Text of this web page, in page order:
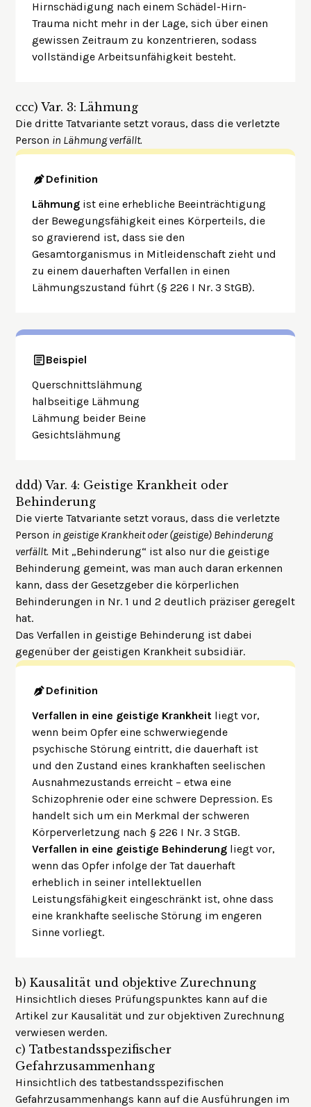
Hirnschädigung nach einem Schädel-Hirn-
Trauma nicht mehr in der Lage, sich über einen
gewissen Zeitraum zu konzentrieren, sodass
vollständige Arbeitsunfähigkeit besteht.
ccc) Var. 3: Lähmung
Die dritte Tatvariante setzt voraus, dass die verletzte
Person in Lähmung verfällt.
Definition
Lähmung ist eine erhebliche Beeinträchtigung
der Bewegungsfähigkeit eines Körperteils, die
so gravierend ist, dass sie den
Gesamtorganismus in Mitleidenschaft zieht und
zu einem dauerhaften Verfallen in einen
Lähmungszustand führt (§ 226 I Nr. 3 StGB).
Beispiel
Querschnittslähmung
halbseitige Lähmung
Lähmung beider Beine
Gesichtslähmung
ddd) Var. 4: Geistige Krankheit oder
Behinderung
Die vierte Tatvariante setzt voraus, dass die verletzte
Person in geistige Krankheit oder (geistige) Behinderung
verfällt. Mit „Behinderung“ ist also nur die geistige
Behinderung gemeint, was man auch daran erkennen
kann, dass der Gesetzgeber die körperlichen
Behinderungen in Nr. 1 und 2 deutlich präziser geregelt
hat.
Das Verfallen in geistige Behinderung ist dabei
gegenüber der geistigen Krankheit subsidiär.
Definition
Verfallen in eine geistige Krankheit liegt vor,
wenn beim Opfer eine schwerwiegende
psychische Störung eintritt, die dauerhaft ist
und den Zustand eines krankhaften seelischen
Ausnahmezustands erreicht – etwa eine
Schizophrenie oder eine schwere Depression. Es
handelt sich um ein Merkmal der schweren
Körperverletzung nach § 226 I Nr. 3 StGB.
Verfallen in eine geistige Behinderung liegt vor,
wenn das Opfer infolge der Tat dauerhaft
erheblich in seiner intellektuellen
Leistungsfähigkeit eingeschränkt ist, ohne dass
eine krankhafte seelische Störung im engeren
Sinne vorliegt.
b) Kausalität und objektive Zurechnung
Hinsichtlich dieses Prüfungspunktes kann auf die
Artikel zur Kausalität und zurobjektiven Zurechnung
verwiesen werden.
c) Tatbestandsspezifischer
Gefahrzusammenhang
Hinsichtlich des tatbestandsspezifischen
Gefahrzusammenhangs kann auf die Ausführungen im